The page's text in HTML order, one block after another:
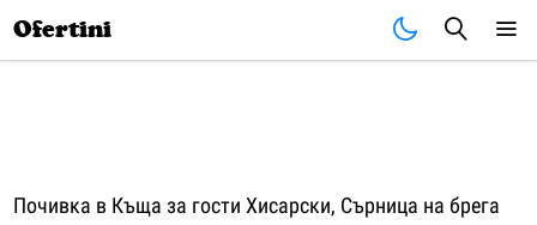
Ofertini
Почивка в Къща за гости Хисарски, Сърница на брега